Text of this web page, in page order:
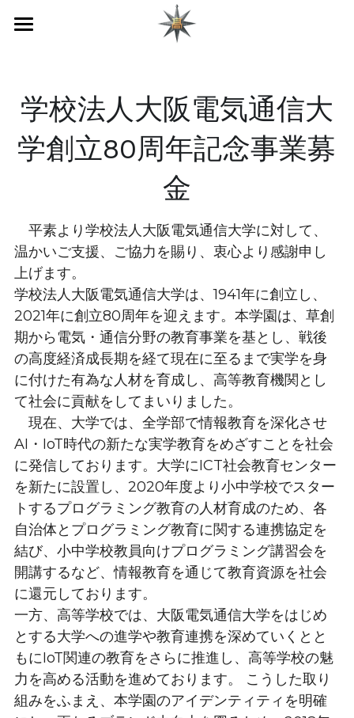
お問い合わせ
高校ホームページ
学校法人大阪電気通信大
学創立80周年記念事業募
金
平素より学校法人大阪電気通信大学に対して、
温かいご支援、ご協力を賜り、衷心より感謝申し
上げます。
学校法人大阪電気通信大学は、1941年に創立し、
2021年に創立80周年を迎えます。本学園は、草創
期から電気・通信分野の教育事業を基とし、戦後
の高度経済成長期を経て現在に至るまで実学を身
に付けた有為な人材を育成し、高等教育機関とし
て社会に貢献をしてまいりました。
現在、大学では、全学部で情報教育を深化させ
AI・IoT時代の新たな実学教育をめざすことを社会
に発信しております。大学にICT社会教育センター
を新たに設置し、2020年度より小中学校でスター
トするプログラミング教育の人材育成のため、各
自治体とプログラミング教育に関する連携協定を
結び、小中学校教員向けプログラミング講習会を
開講するなど、情報教育を通じて教育資源を社会
に還元しております。
一方、高等学校では、大阪電気通信大学をはじめ
とする大学への進学や教育連携を深めていくとと
もにIoT関連の教育をさらに推進し、高等学校の魅
力を高める活動を進めております。 こうした取り
組みをふまえ、本学園のアイデンティティを明確